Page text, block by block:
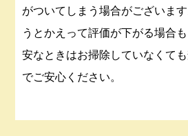
がついてしまう場合がございま
うとかえって評価が下がる場合
安なときはお掃除していなくて
でご安心ください。